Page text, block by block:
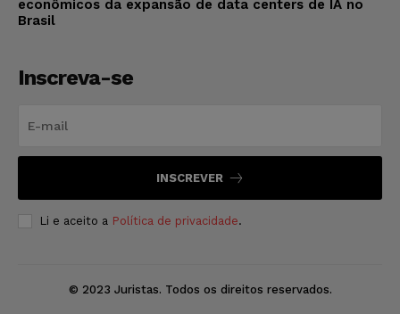
econômicos da expansão de data centers de IA no
Brasil
Inscreva-se
INSCREVER
Li e aceito a Política de privacidade.
© 2023 Juristas. Todos os direitos reservados.